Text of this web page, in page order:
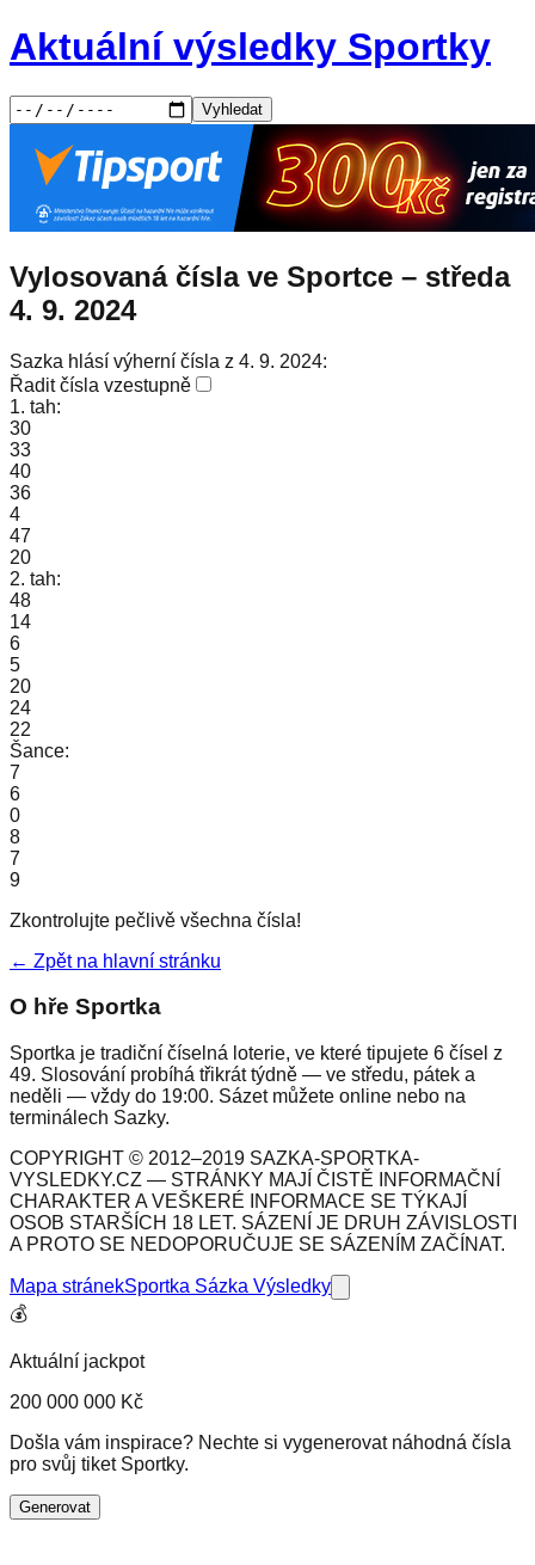
Aktuální výsledky Sportky
Vyhledat
Vylosovaná čísla ve Sportce – středa
4. 9. 2024
Sazka hlásí výherní čísla z 4. 9. 2024:
Řadit čísla vzestupně
1. tah:
30
33
40
36
4
47
20
2. tah:
48
14
6
5
20
24
22
Šance:
7
6
0
8
7
9
Zkontrolujte pečlivě všechna čísla!
← Zpět na hlavní stránku
O hře Sportka
Sportka je tradiční číselná loterie, ve které tipujete 6 čísel z
49. Slosování probíhá třikrát týdně — ve středu, pátek a
neděli — vždy do 19:00. Sázet můžete online nebo na
terminálech Sazky.
COPYRIGHT © 2012–2019 SAZKA-SPORTKA-
VYSLEDKY.CZ — STRÁNKY MAJÍ ČISTĚ INFORMAČNÍ
CHARAKTER A VEŠKERÉ INFORMACE SE TÝKAJÍ
OSOB STARŠÍCH 18 LET. SÁZENÍ JE DRUH ZÁVISLOSTI
A PROTO SE NEDOPORUČUJE SE SÁZENÍM ZAČÍNAT.
Mapa stránekSportka Sázka Výsledky
💰
Aktuální jackpot
200 000 000 Kč
Došla vám inspirace? Nechte si vygenerovat náhodná čísla
pro svůj tiket Sportky.
Generovat